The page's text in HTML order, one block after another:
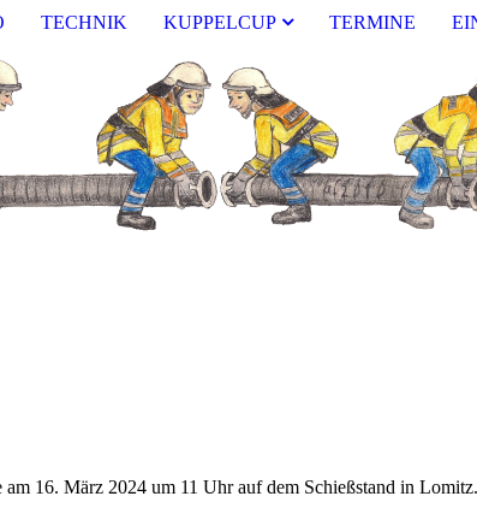
TECHNIK KUPPELCUP TERMINE
16. März 2024 um 11 Uhr auf dem Schießstand in Lomitz.